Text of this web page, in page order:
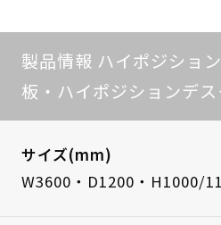
製品情報 ハイポジショ
板・ハイポジションデス
サイズ(mm)
W3600・D1200・H1000/